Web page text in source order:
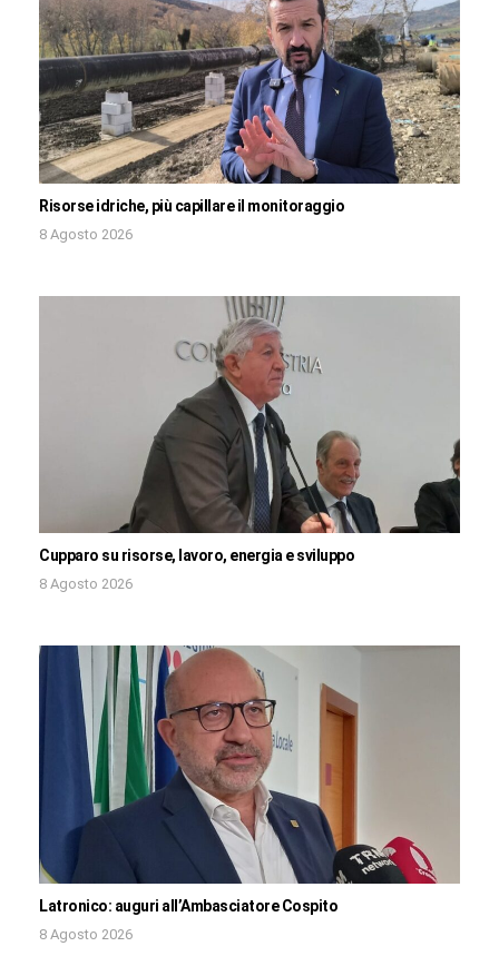
Risorse idriche, più capillare il monitoraggio
8 Agosto 2026
Cupparo su risorse, lavoro, energia e sviluppo
8 Agosto 2026
Latronico: auguri all’Ambasciatore Cospito
8 Agosto 2026